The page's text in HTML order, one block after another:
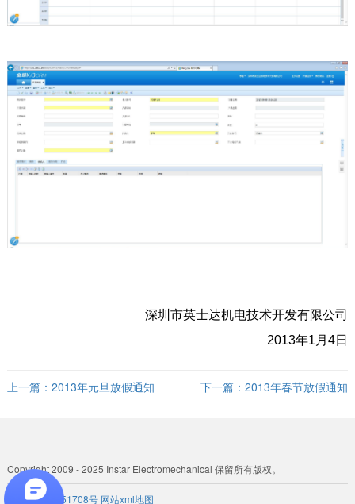
深圳市英士达机电技术开发有限公司
2013年1月4日
上一篇： 2013年元旦放假通知 下一篇：2013年春节放假通知
Copyright 2009 - 2025 Instar Electromechanical 保留所有版权。
粤ICP备 19051708号 网站xml地图